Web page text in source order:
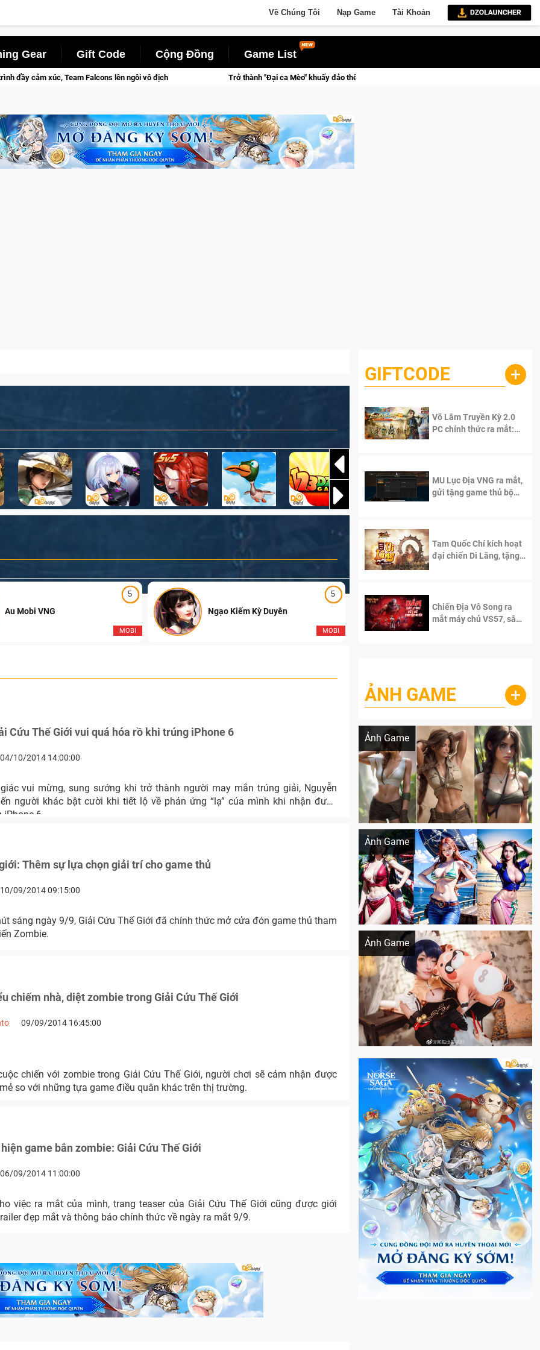
Về Chúng Tôi Nạp Game Tài Khoản
Gear Gift Code Cộng Đồng Game List
Falcons lên ngôi vô địch Trở thành "Đại ca Mèo" khuấy đảo thế giới ngầm trong Cat Mafia
5
MOBI
Au Mobi VNG
5
MOBI
Ngạo Kiếm Kỳ Duyên Ngạo Thiên Mobile
Cứu Thế Giới vui quá hóa rồ khi trúng iPhone 6
04/10/2014 14:00:00
vui mừng, sung sướng khi trở thành người may mắn trúng giải, Nguyễn
người khác bật cười khi tiết lộ về phản ứng “lạ” của mình khi nhận được
6.
Thêm sự lựa chọn giải trí cho game thủ
10/09/2014 09:15:00
sáng ngày 9/9, Giải Cứu Thế Giới đã chính thức mở cửa đón game thủ tham
Zombie.
chiếm nhà, diệt zombie trong Giải Cứu Thế Giới
09/09/2014 16:45:00
chiến với zombie trong Giải Cứu Thế Giới, người chơi sẽ cảm nhận được
so với những tựa game điều quân khác trên thị trường.
game bắn zombie: Giải Cứu Thế Giới
06/09/2014 11:00:00
việc ra mắt của mình, trang teaser của Giải Cứu Thế Giới cũng được giới
đẹp mắt và thông báo chính thức về ngày ra mắt 9/9.
GIFTCODE +
Võ Lâm Truyền Kỳ 2.0
PC chính thức ra mắt:
MU Lục Địa VNG ra mắt,
gửi tặng game thủ bộ
Tam Quốc Chí kích hoạt
đại chiến Di Lăng, tặng
Chiến Địa Vô Song ra
mắt máy chủ VS57, sân
ẢNH GAME +
Ảnh Game
Lala Croft vừa nóng vừa xinh dưới nét vẽ
Ảnh Game
Khi AI Cosplay gái đẹp One Piece
Ảnh Game
Cosplay Xiangling siêu cute